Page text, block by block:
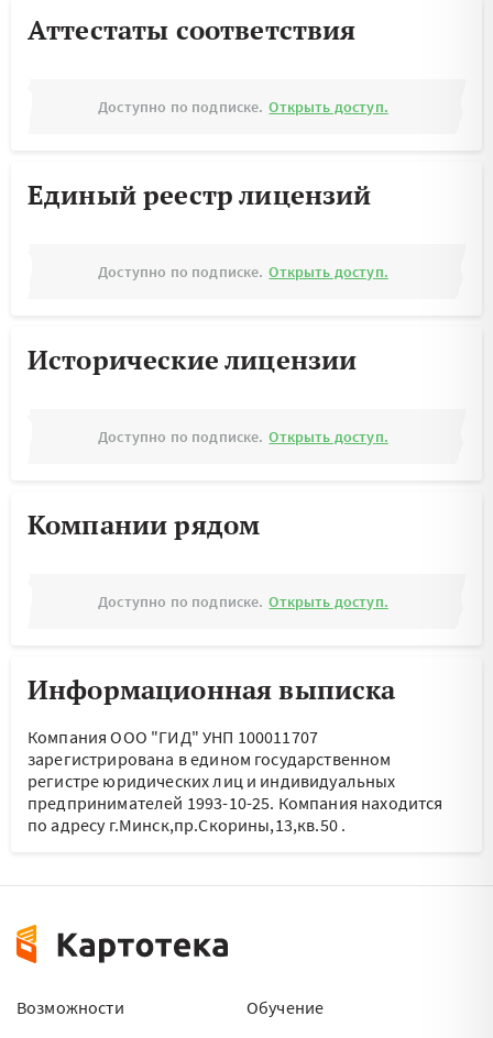
Аттестаты соответствия
Доступно по подписке. Открыть доступ.
Единый реестр лицензий
Доступно по подписке. Открыть доступ.
Исторические лицензии
Доступно по подписке. Открыть доступ.
Компании рядом
Доступно по подписке. Открыть доступ.
Информационная выписка
Компания ООО "ГИД" УНП 100011707
зарегистрирована в едином государственном
регистре юридических лиц и индивидуальных
предпринимателей 1993-10-25. Компания находится
по адресу г.Минск,пр.Скорины,13,кв.50.
Возможности
Обучение